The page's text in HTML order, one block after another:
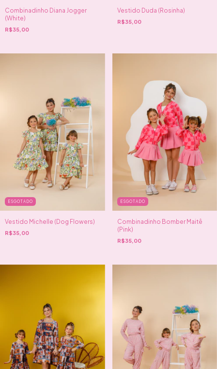
Combinadinho Diana Jogger
(White)
R$35,00
Vestido Duda (Rosinha)
R$35,00
ESGOTADO
Vestido Michelle (Dog Flowers)
R$35,00
ESGOTADO
Combinadinho Bomber Maitê
(Pink)
R$35,00